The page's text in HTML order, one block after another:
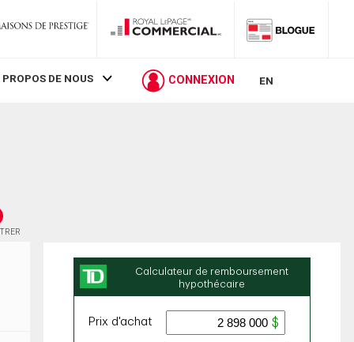
PROPOS DE NOUS CONNEXION EN